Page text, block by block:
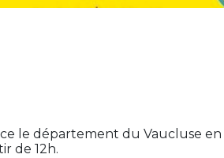
le département du Vaucluse en
de 12h.